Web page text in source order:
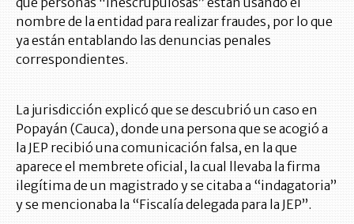
nombre de la entidad para realizar fraudes, por lo que
ya están entablando las denuncias penales
correspondientes.
La jurisdicción explicó que se descubrió un caso en
Popayán (Cauca), donde una persona que se acogió a
la JEP recibió una comunicación falsa, en la que
aparece el membrete oficial, la cual llevaba la firma
ilegítima de un magistrado y se citaba a “indagatoria”
y se mencionaba la “Fiscalía delegada para la JEP”.